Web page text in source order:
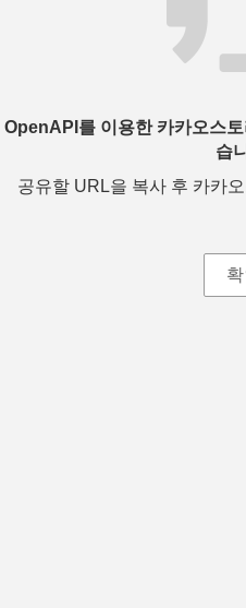
OpenAPI를 이용한 카카오스
습
공유할 URL을 복사 후 카카
확